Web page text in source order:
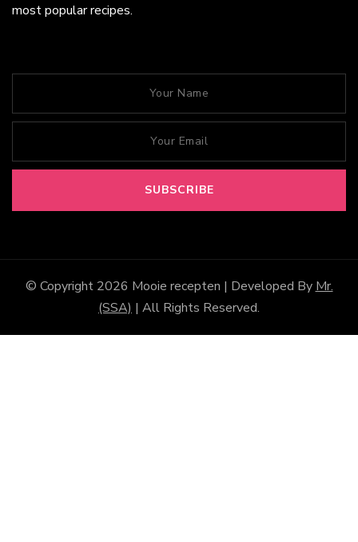
most popular recipes.
© Copyright 2026 Mooie recepten | Developed By Mr.
(SSA) | All Rights Reserved.